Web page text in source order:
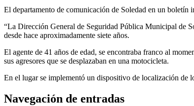
El departamento de comunicación de Soledad en un boletín
“La Dirección General de Seguridad Pública Municipal de
desde hace aproximadamente siete años.
El agente de 41 años de edad, se encontraba franco al
sus agresores que se desplazaban en una motocicleta.
En el lugar se implementó un dispositivo de localización de
Navegación de entradas